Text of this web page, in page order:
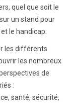
quel que soit le
un stand pour
le handicap.
les différents
les nombreux
de
:
santé, sécurité,